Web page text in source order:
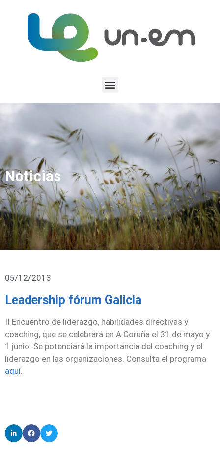
Noticias
05/12/2013
Leadership fórum Galicia
II Encuentro de liderazgo, habilidades directivas y
coaching, que se celebrará en A Coruña el 31 de mayo y
1 junio. Se potenciará la importancia del coaching y el
liderazgo en las organizaciones. Consulta el programa
aquí.